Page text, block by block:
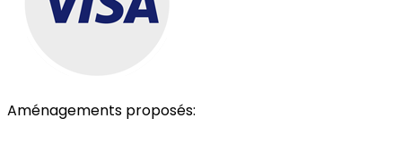
Aménagements proposés: